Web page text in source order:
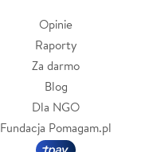
Opinie
Raporty
Za darmo
Blog
Dla NGO
Fundacja Pomagam.pl